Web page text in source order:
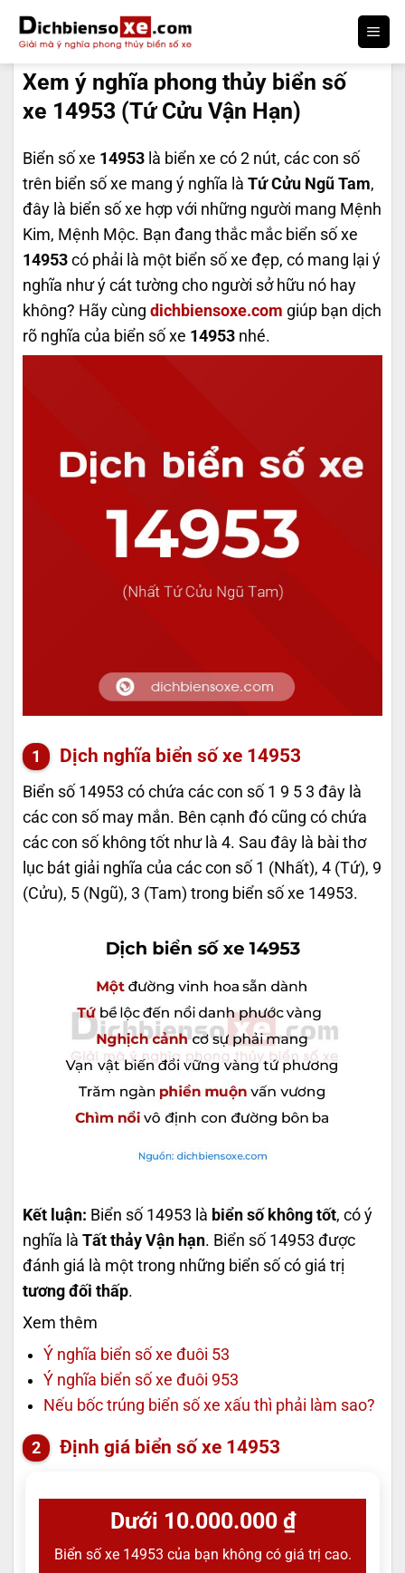
qua
nội
dungXem ý nghĩa phong thủy biển số
xe 14953 (Tứ Cửu Vận Hạn)
Biển số xe 14953 là biển xe có 2 nút, các con số
trên biển số xe mang ý nghĩa là Tứ Cửu Ngũ Tam,
đây là biển số xe hợp với những người mang Mệnh
Kim, Mệnh Mộc. Bạn đang thắc mắc biển số xe
14953 có phải là một biển số xe đẹp, có mang lại ý
nghĩa như ý cát tường cho người sở hữu nó hay
không? Hãy cùng dichbiensoxe.com giúp bạn dịch
rõ nghĩa của biển số xe 14953 nhé.
Dịch nghĩa biển số xe 14953
Biển số 14953 có chứa các con số 1 9 5 3 đây là
các con số may mắn. Bên cạnh đó cũng có chứa
các con số không tốt như là 4. Sau đây là bài thơ
lục bát giải nghĩa của các con số 1 (Nhất), 4 (Tứ), 9
(Cửu), 5 (Ngũ), 3 (Tam) trong biển số xe 14953.
Kết luận: Biển số 14953 là biển số không tốt, có ý
nghĩa là Tất thảy Vận hạn. Biển số 14953 được
đánh giá là một trong những biển số có giá trị
tương đối thấp.
Xem thêm
Ý nghĩa biển số xe đuôi 53
Ý nghĩa biển số xe đuôi 953
Nếu bốc trúng biển số xe xấu thì phải làm sao?
Định giá biển số xe 14953
Dưới 10.000.000 ₫
Biển số xe 14953 của bạn không có giá trị cao.